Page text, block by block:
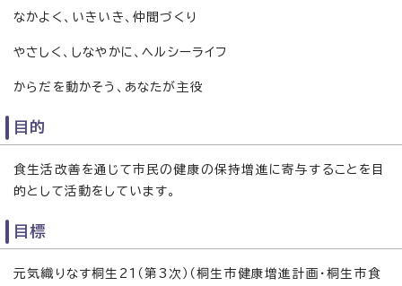
なかよく、いきいき、仲間づくり
やさしく、しなやかに、ヘルシーライフ
からだを動かそう、あなたが主役
目的
食生活改善を通じて市民の健康の保持増進に寄与することを目
的として活動をしています。
目標
元気織りなす桐生21（第3次）（桐生市健康増進計画・桐生市食